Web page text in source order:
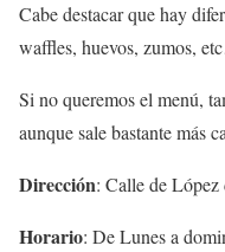
Cabe destacar que hay
waffles, huevos, zumos,
Si no queremos el menú,
aunque sale bastante más
Dirección: Calle de
Horario: De Lunes a